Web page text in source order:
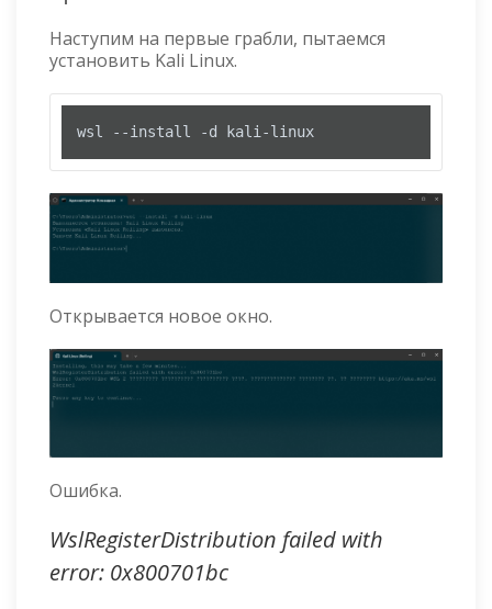
Наступим на первые грабли, пытаемся
установить Kali Linux.
wsl --install -d kali-linux
Открывается новое окно.
Ошибка.
WslRegisterDistribution failed with
error: 0x800701bc